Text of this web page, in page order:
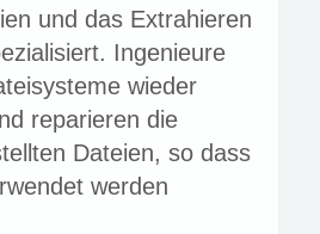
und das Extrahieren
Ingenieure
wieder
reparieren die
Dateien, so dass
werden